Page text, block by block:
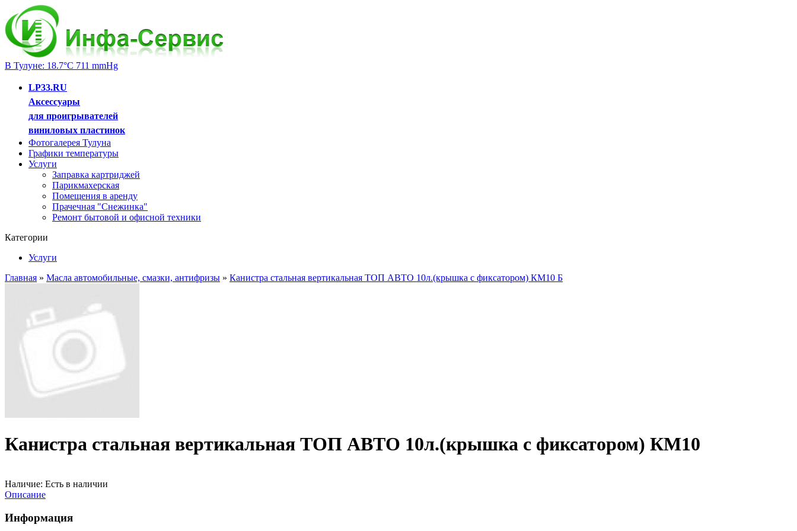
В Тулуне: 18.7°C 711 mmHg
LP33.RU
Аксессуары
для проигрывателей
виниловых пластинок
Фотогалерея Тулуна
Графики температуры
Услуги
Заправка картриджей
Парикмахерская
Помещения в аренду
Прачечная "Снежинка"
Ремонт бытовой и офисной техники
Категории
Услуги
Главная » Масла автомобильные, смазки, антифризы » Канистра стальная вертикальная ТОП АВТО 10л.(крышка с фиксатором) КМ10 Б
Канистра стальная вертикальная ТОП АВТО 10л.(крышка с фиксатором) КМ10
Наличие: Есть в наличии
Описание
Информация